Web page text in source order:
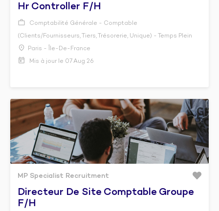
Hr Controller F/h
Comptabilité Générale - Comptable
(Clients/Fournisseurs, Tiers, Trésorerie, Unique) - Temps Plein
Paris - Île-De-France
Mis à jour le 07 Aug 26
MP Specialist Recruitment
Directeur De Site Comptable Groupe
F/h